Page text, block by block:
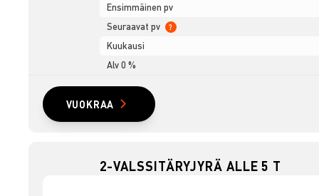
Ensimmäinen pv
Seuraavat pv
?
Kuukausi
Alv 0 %
VUOKRAA
2-VALSSITÄRYJYRÄ ALLE 5 T